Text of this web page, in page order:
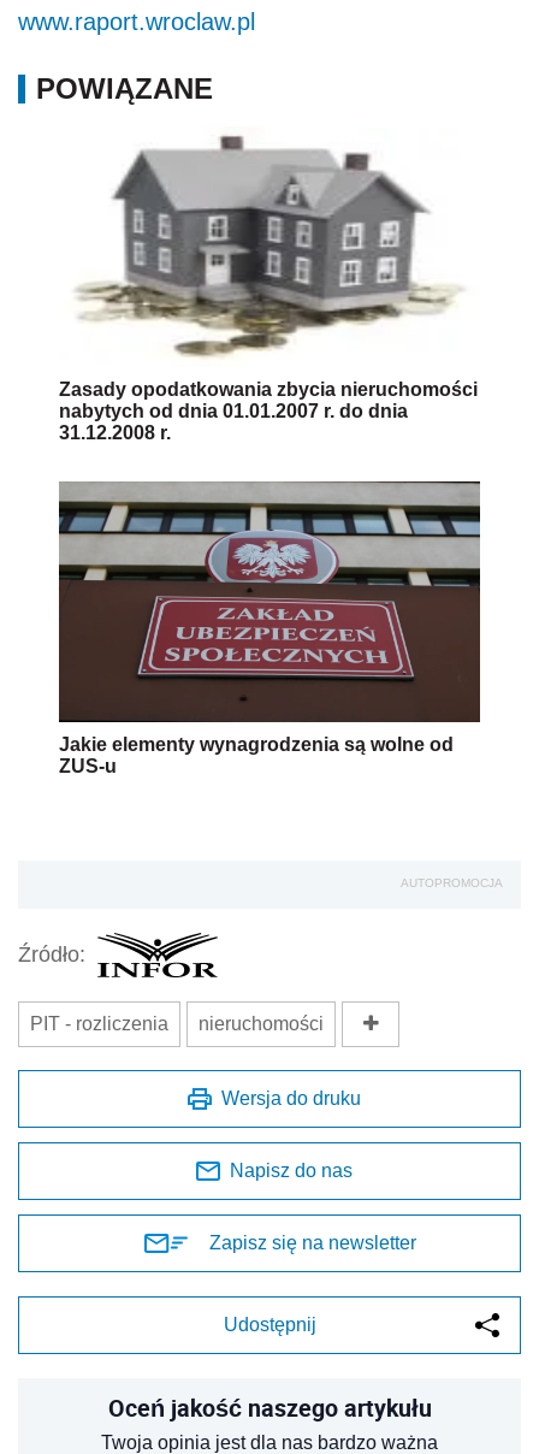
www.raport.wroclaw.pl
POWIĄZANE
Zasady opodatkowania zbycia nieruchomości
nabytych od dnia 01.01.2007 r. do dnia
31.12.2008 r.
Jakie elementy wynagrodzenia są wolne od
ZUS-u
AUTOPROMOCJA
Źródło:
PIT - rozliczenia nieruchomości
Wersja do druku
Napisz do nas
Zapisz się na newsletter
Udostępnij
Oceń jakość naszego artykułu
Twoja opinia jest dla nas bardzo ważna